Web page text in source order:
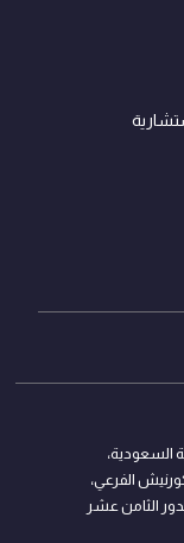
السعودية،
الفرعي،
الثامن عشر